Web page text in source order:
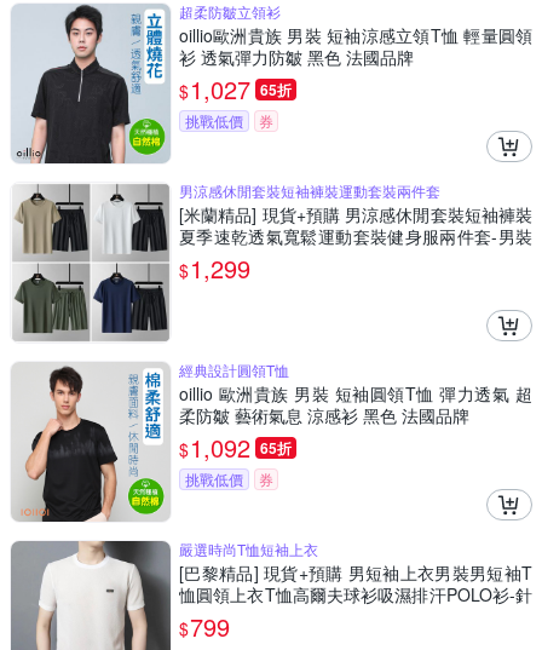
超柔防皺立領衫
oillio歐洲貴族 男裝 短袖涼感立領T恤 輕量圓領
衫 透氣彈力防皺 黑色 法國品牌
$1,027 65折
挑戰低價 券
男涼感休閒套裝短袖褲裝運動套裝兩件套
[米蘭精品] 現貨+預購 男涼感休閒套裝短袖褲裝
夏季速乾透氣寬鬆運動套裝健身服兩件套-男裝
7色74lg66
$1,299
經典設計圓領T恤
oillio 歐洲貴族 男裝 短袖圓領T恤 彈力透氣 超
柔防皺 藝術氣息 涼感衫 黑色 法國品牌
$1,092 65折
挑戰低價 券
嚴選時尚T恤短袖上衣
[巴黎精品] 現貨+預購 男短袖上衣男裝男短袖T
恤圓領上衣T恤高爾夫球衫吸濕排汗POLO衫-針
織提花冰絲柔軟男裝4色a1ff35
$799